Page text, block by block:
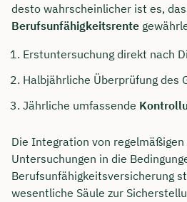
desto wahrscheinlicher ist es,
Berufsunfähigkeitsrente
Erstuntersuchung direkt nach
Halbjährliche Überprüfung des
Jährliche umfassende
Die Integration von
Untersuchungen in die
Berufsunfähigkeitsversicherung
wesentliche Säule zur